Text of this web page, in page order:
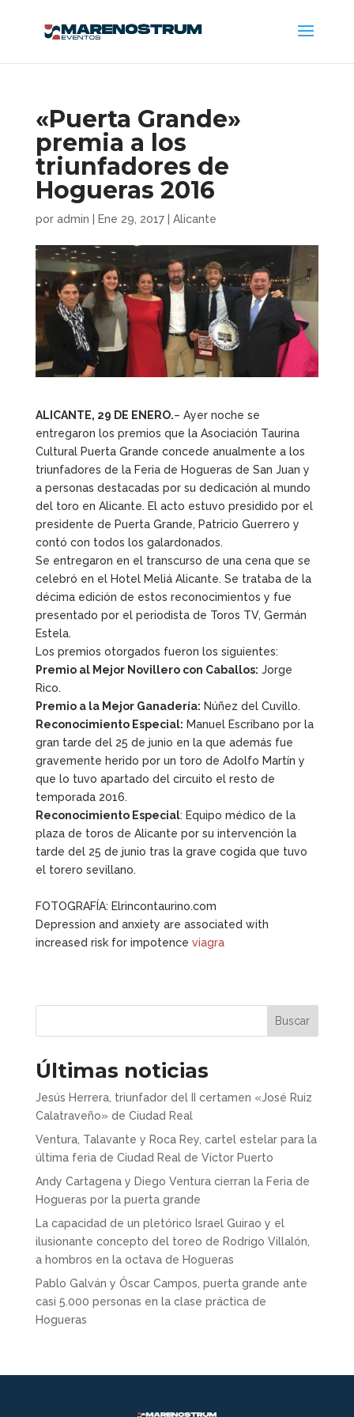
«Puerta Grande»
premia a los
triunfadores de
Hogueras 2016
por admin Ene 29, 2017| Alicante
ALICANTE, 29 DE ENERO.– Ayer noche se
entregaron los premios que la Asociación Taurina
Cultural Puerta Grande concede anualmente a los
triunfadores de la Feria de Hogueras de San Juan y
a personas destacadas por su dedicación al mundo
del toro en Alicante. El acto estuvo presidido por el
presidente de Puerta Grande, Patricio Guerrero y
contó con todos los galardonados.
Se entregaron en el transcurso de una cena que se
celebró en el Hotel Meliá Alicante. Se trataba de la
décima edición de estos reconocimientos y fue
presentado por el periodista de Toros TV, Germán
Estela.
Los premios otorgados fueron los siguientes:
Premio al Mejor Novillero con Caballos: Jorge
Rico.
Premio a la Mejor Ganadería: Núñez del Cuvillo.
Reconocimiento Especial: Manuel Escribano por la
gran tarde del 25 de junio en la que además fue
gravemente herido por un toro de Adolfo Martín y
que lo tuvo apartado del circuito el resto de
temporada 2016.
Reconocimiento Especial: Equipo médico de la
plaza de toros de Alicante por su intervención la
tarde del 25 de junio tras la grave cogida que tuvo
el torero sevillano.
FOTOGRAFÍA: Elrincontaurino.com
Depression and anxiety are associated with
increased risk for impotence viagra
Buscar
Últimas noticias
Jesús Herrera, triunfador del II certamen «José Ruiz
Calatraveño» de Ciudad Real
Ventura, Talavante y Roca Rey, cartel estelar para la
última feria de Ciudad Real de Víctor Puerto
Andy Cartagena y Diego Ventura cierran la Feria de
Hogueras por la puerta grande
La capacidad de un pletórico Israel Guirao y el
ilusionante concepto del toreo de Rodrigo Villalón,
a hombros en la octava de Hogueras
Pablo Galván y Óscar Campos, puerta grande ante
casi 5.000 personas en la clase práctica de
Hogueras